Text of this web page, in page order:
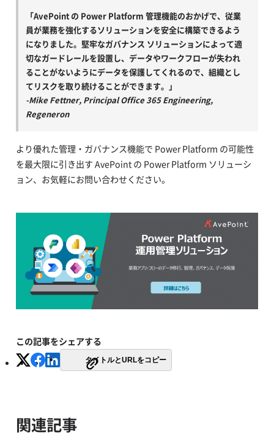
「AvePoint の Power Platform 管理機能のおかげで、従業
員が業務を強化するソリューションを安全に構築できるよう
になりました。堅牢なガバナンス ソリューションによって適
切なガードレールを設置し、データやワークフローが失われ
ることがないようにデータを保護してくれるので、組織とし
てリスクを取り続けることができます。」
-Mike Fettner, Principal Office 365 Engineering,
Regeneron
より優れた管理・ガバナンス機能で Power Platform の可能性
を最大限に引き出す AvePoint の Power Platform ソリューシ
ョン、お気軽にお問い合わせください。
この記事をシェアする
タイトルとURLをコピー
関連記事